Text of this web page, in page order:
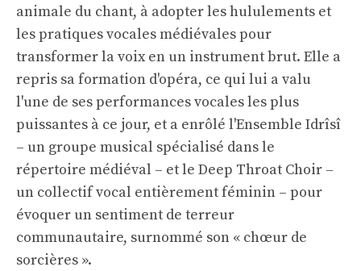
animale du chant, à adopter les hululements et
les pratiques vocales médiévales pour
transformer la voix en un instrument brut. Elle a
repris sa formation d'opéra, ce qui lui a valu
l'une de ses performances vocales les plus
puissantes à ce jour, et a enrôlé l'Ensemble Idrîsî
– un groupe musical spécialisé dans le
répertoire médiéval – et le Deep Throat Choir –
un collectif vocal entièrement féminin – pour
évoquer un sentiment de terreur
communautaire, surnommé son « chœur de
sorcières ».